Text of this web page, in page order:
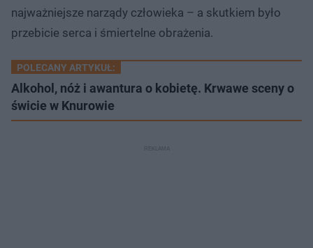
najważniejsze narządy człowieka – a skutkiem było
przebicie serca i śmiertelne obrażenia.
POLECANY ARTYKUŁ:
Alkohol, nóż i awantura o kobietę. Krwawe sceny o
świcie w Knurowie